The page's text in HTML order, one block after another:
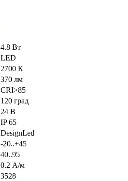
4.8 Вт
LED
2700 К
370 лм
CRI>85
120 град
24 В
IP 65
DesignLed
-20..+45
40..95
0.2 А/м
3528